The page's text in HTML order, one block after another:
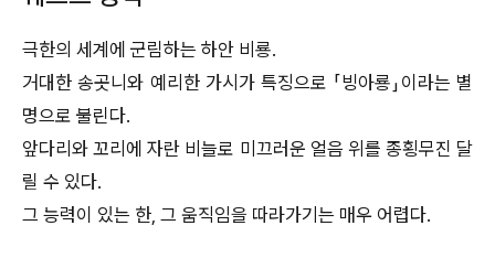
극한의 세계에 군림하는 하안 비룡.
거대한 송곳니와 예리한 가시가 특징으로 「빙아룡」이라는 별
명으로 불린다.
앞다리와 꼬리에 자란 비늘로 미끄러운 얼음 위를 종횡무진 달
릴 수 있다.
그 능력이 있는 한, 그 움직임을 따라가기는 매우 어렵다.